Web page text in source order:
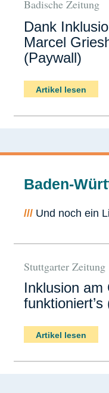
Badische Zeitung
Dank
Marcel
(Paywall)
Artikel lesen
Baden-
/// Und noch ein
Stuttgarter Zeitung
Inklusion am
funktioniert’s
Artikel lesen